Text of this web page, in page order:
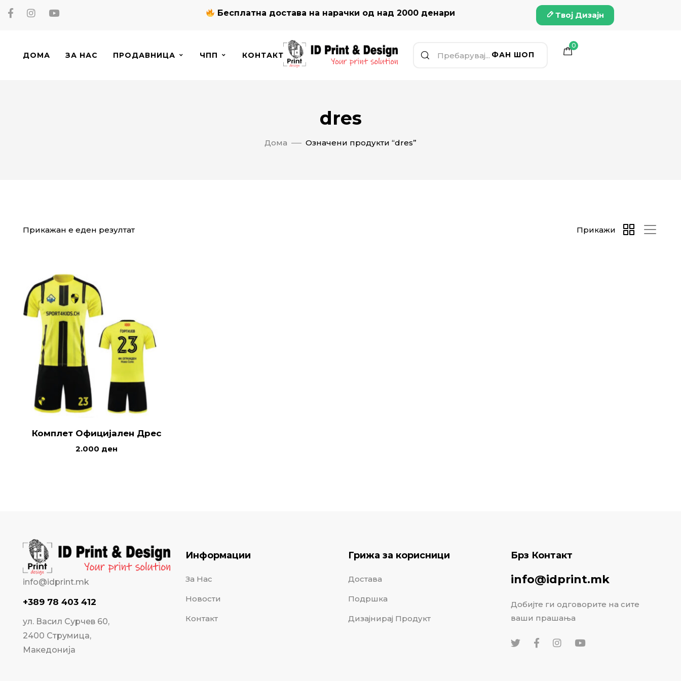
Бесплатна достава на нарачки од над 2000 денари Твој Дизајн
ДОМА ЗА НАС ПРОДАВНИЦА ЧПП КОНТАКТ ФАН ШОП
0
dres
Дома Означени продукти “dres”
Прикажан е еден резултат Прикажи
Комплет Официјален Дрес
2.000 ден
info@idprint.mk
+389 78 403 412
ул. Васил Сурчев 60,
2400 Струмица,
Македонија
Информации
За Нас
Новости
Контакт
Грижа за корисници
Достава
Подршка
Дизајнирај Продукт
Брз Контакт
info@idprint.mk
Добијте ги одговорите на сите
ваши прашања